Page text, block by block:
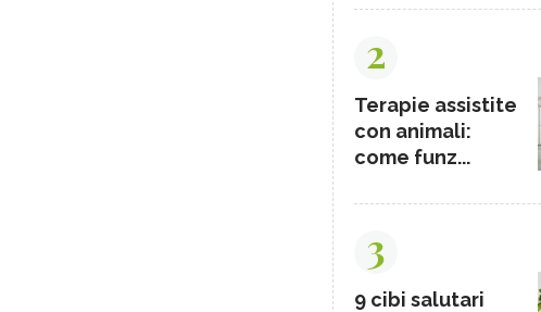
2
Terapie assistite
con animali:
come funz...
3
9 cibi salutari